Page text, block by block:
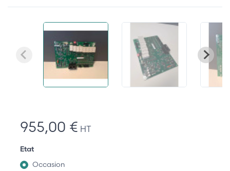
955,00 € HT
Etat
Occasion